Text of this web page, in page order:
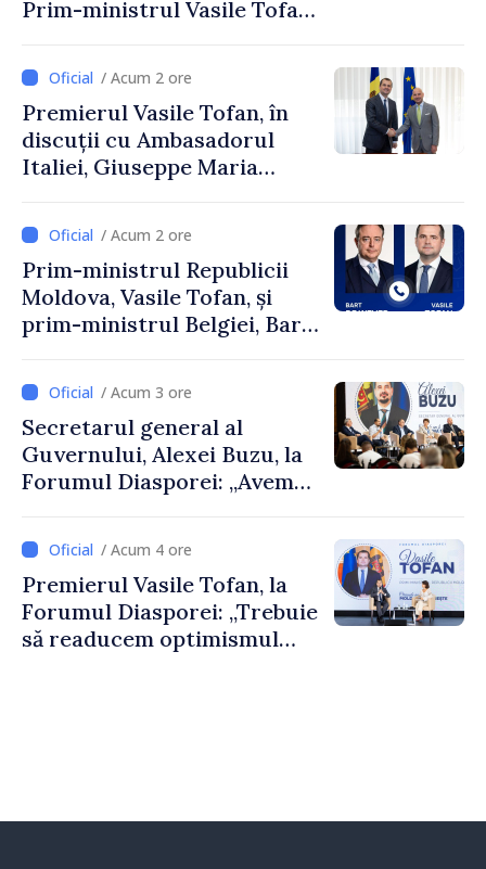
Prim-ministrul Vasile Tofan
Uygar Mustafa Sertel
/ Acum 2 ore
Premierul Vasile Tofan, în
discuții cu Ambasadorul
Italiei, Giuseppe Maria
/ Acum 2 ore
Prim-ministrul Republicii
Moldova, Vasile Tofan, și
prim-ministrul Belgiei, Bart
despre parcursul european
al Republicii Moldova.
/ Acum 3 ore
Secretarul general al
Guvernului, Alexei Buzu, la
Forumul Diasporei: „Avem
dumneavoastră pentru a
construi comunități mai
puternice”
/ Acum 4 ore
Premierul Vasile Tofan, la
Forumul Diasporei: „Trebuie
să readucem optimismul